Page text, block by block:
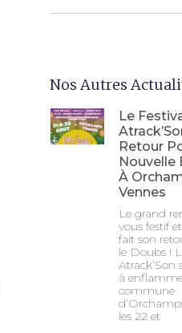
Nos Autres
Le
Retour
Nouvelle
À
Vennes
Le grand
vous festif
fait son
le Doubs !
Atrack’Son
à
commune
les 22 et